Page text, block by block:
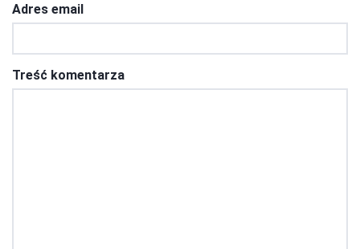
Adres email
Treść komentarza